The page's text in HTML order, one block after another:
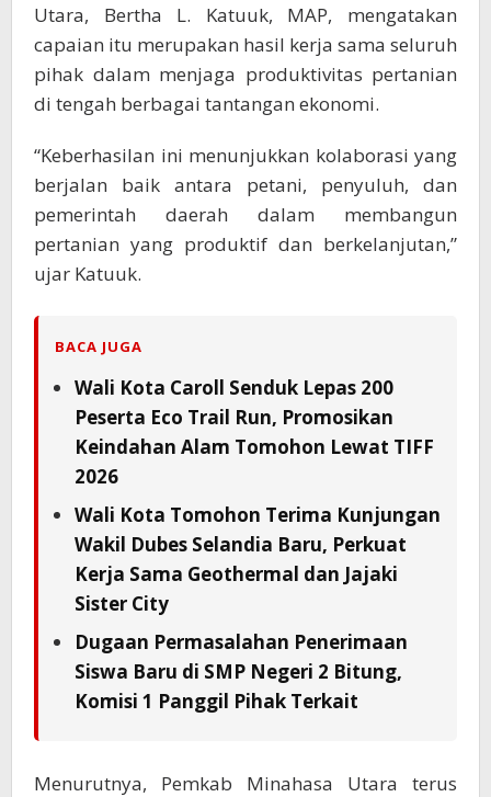
Utara, Bertha L. Katuuk, MAP, mengatakan
capaian itu merupakan hasil kerja sama seluruh
pihak dalam menjaga produktivitas pertanian
di tengah berbagai tantangan ekonomi.
“Keberhasilan ini menunjukkan kolaborasi yang
berjalan baik antara petani, penyuluh, dan
pemerintah daerah dalam membangun
pertanian yang produktif dan berkelanjutan,”
ujar Katuuk.
BACA JUGA
Wali Kota Caroll Senduk Lepas 200
Peserta Eco Trail Run, Promosikan
Keindahan Alam Tomohon Lewat TIFF
2026
Wali Kota Tomohon Terima Kunjungan
Wakil Dubes Selandia Baru, Perkuat
Kerja Sama Geothermal dan Jajaki
Sister City
Dugaan Permasalahan Penerimaan
Siswa Baru di SMP Negeri 2 Bitung,
Komisi 1 Panggil Pihak Terkait
Menurutnya, Pemkab Minahasa Utara terus